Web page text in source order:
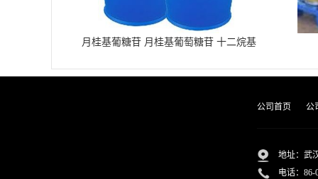
月桂基葡糖苷 月桂基葡萄糖苷 十二烷基
公司首页 公
地址：武
电话： 86-